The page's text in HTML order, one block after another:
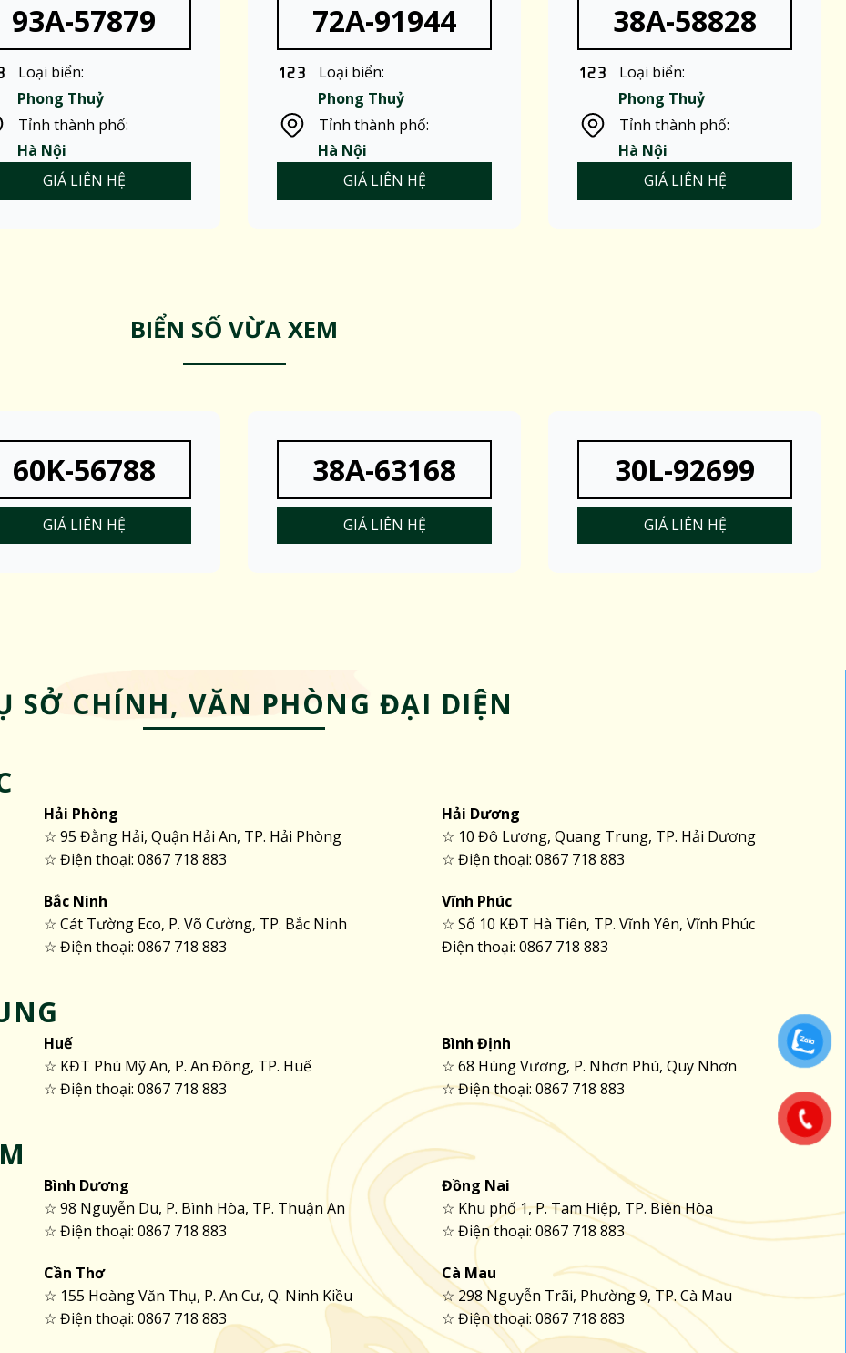
93A-57879
Loại biển:
Phong Thuỷ
Tỉnh thành phố:
Hà Nội
GIÁ LIÊN HỆ
72A-91944
Loại biển:
Phong Thuỷ
Tỉnh thành phố:
Hà Nội
GIÁ LIÊN HỆ
38A-58828
Loại biển:
Phong Thuỷ
Tỉnh thành phố:
Hà Nội
GIÁ LIÊN HỆ
BIỂN SỐ VỪA XEM
60K-56788
GIÁ LIÊN HỆ
38A-63168
GIÁ LIÊN HỆ
30L-92699
GIÁ LIÊN HỆ
SỞ CHÍNH, VĂN PHÒNG ĐẠI DIỆN
Hải Phòng
☆ 95 Đằng Hải, Quận Hải An, TP. Hải Phòng
☆ Điện thoại: 0867 718 883
Bắc Ninh
☆ Cát Tường Eco, P. Võ Cường, TP. Bắc Ninh
☆ Điện thoại: 0867 718 883
Hải Dương
☆ 10 Đô Lương, Quang Trung, TP. Hải Dương
☆ Điện thoại: 0867 718 883
Vĩnh Phúc
☆ Số 10 KĐT Hà Tiên, TP. Vĩnh Yên, Vĩnh Phúc
Điện thoại: 0867 718 883
Huế
☆ KĐT Phú Mỹ An, P. An Đông, TP. Huế
☆ Điện thoại: 0867 718 883
Bình Định
☆ 68 Hùng Vương, P. Nhơn Phú, Quy Nhơn
☆ Điện thoại: 0867 718 883
Bình Dương
☆ 98 Nguyễn Du, P. Bình Hòa, TP. Thuận An
☆ Điện thoại: 0867 718 883
Cần Thơ
☆ 155 Hoàng Văn Thụ, P. An Cư, Q. Ninh Kiều
☆ Điện thoại: 0867 718 883
Đồng Nai
☆ Khu phố 1, P. Tam Hiệp, TP. Biên Hòa
☆ Điện thoại: 0867 718 883
Cà Mau
☆ 298 Nguyễn Trãi, Phường 9, TP. Cà Mau
☆ Điện thoại: 0867 718 883